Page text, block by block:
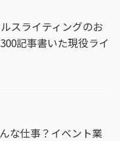
ルスライティングのお
記事書いた現役ライ
な仕事？イベント業